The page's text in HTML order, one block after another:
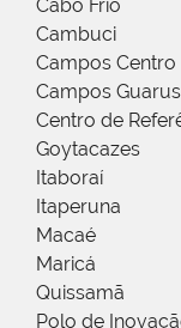
Cabo Frio
Cambuci
Campos Centro
Campos Guarus
Centro de
Goytacazes
Itaboraí
Itaperuna
Macaé
Maricá
Quissamã
Polo de